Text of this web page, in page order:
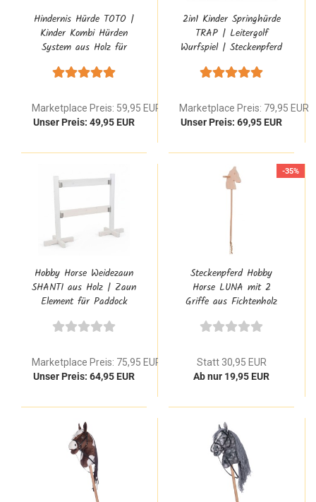
Hindernis Hürde TOTO |
Kinder Kombi Hürden
System aus Holz für
Marketplace Preis: 59,95 EUR
Unser Preis: 49,95 EUR
2in1 Kinder Springhürde
TRAP | Leitergolf
Wurfspiel | Steckenpferd
Marketplace Preis: 79,95 EUR
Unser Preis: 69,95 EUR
Hobby Horse Weidezaun
SHANTI aus Holz | Zaun
Element für Paddock
Marketplace Preis: 75,95 EUR
Unser Preis: 64,95 EUR
-35%
Steckenpferd Hobby
Horse LUNA mit 2
Griffe aus Fichtenholz
ohne Rollen für
Statt 30,95 EUR
Ab nur 19,95 EUR